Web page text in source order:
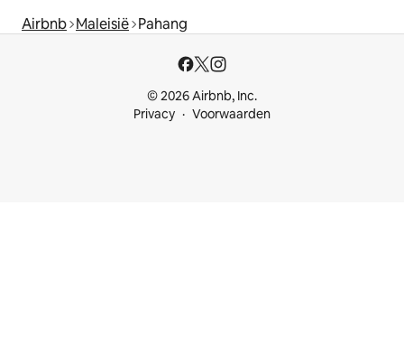
Airbnb Maleisië Pahang
© 2026 Airbnb, Inc.
Privacy
Voorwaarden